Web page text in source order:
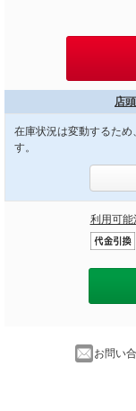
店
在庫状況は変動するた
す。
利用可能
お問い